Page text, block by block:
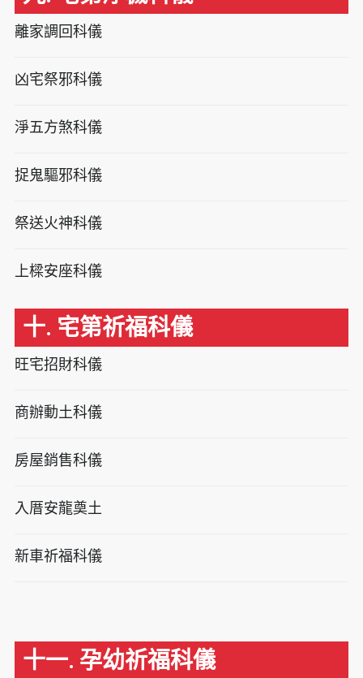
離家調回科儀
凶宅祭邪科儀
淨五方煞科儀
捉鬼驅邪科儀
祭送火神科儀
上樑安座科儀
十. 宅第祈福科儀
旺宅招財科儀
商辦動土科儀
房屋銷售科儀
入厝安龍奠土
新車祈福科儀
十一. 孕幼祈福科儀